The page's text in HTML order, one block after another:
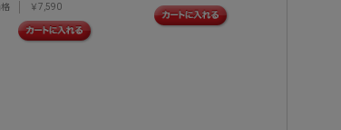
￥7,590